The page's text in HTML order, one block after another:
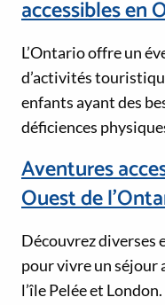
accessibles en
L’Ontario offre un
d’activités
enfants ayant des
déficiences
Aventures
Ouest de
Découvrez diverses
pour vivre un séjour
l’île Pelée et London.